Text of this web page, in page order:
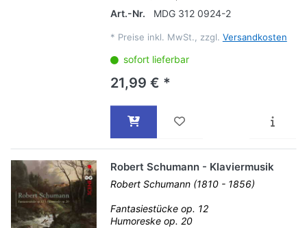
Art.-Nr.
MDG 312 0924-2
* Preise inkl. MwSt., zzgl. Versandkosten
sofort lieferbar
21,99 € *
Robert Schumann - Klaviermusik
Robert Schumann (1810 - 1856)
Fantasiestücke op. 12
Humoreske op. 20